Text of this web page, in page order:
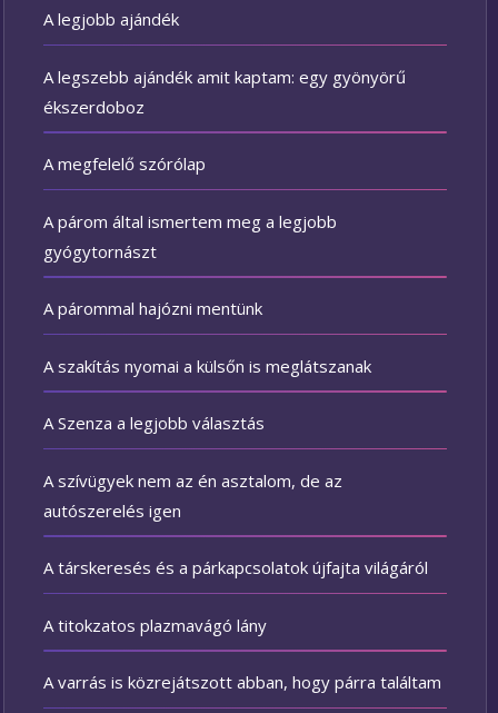
A legjobb ajándék
A legszebb ajándék amit kaptam: egy gyönyörű
ékszerdoboz
A megfelelő szórólap
A párom által ismertem meg a legjobb
gyógytornászt
A párommal hajózni mentünk
A szakítás nyomai a külsőn is meglátszanak
A Szenza a legjobb választás
A szívügyek nem az én asztalom, de az
autószerelés igen
A társkeresés és a párkapcsolatok újfajta világáról
A titokzatos plazmavágó lány
A varrás is közrejátszott abban, hogy párra találtam